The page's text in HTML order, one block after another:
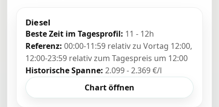
Diesel
Beste Zeit im Tagesprofil: 11 - 12h
Referenz: 00:00-11:59 relativ zu Vortag 12:00,
12:00-23:59 relativ zum Tagespreis um 12:00
Historische Spanne: 2.099 - 2.369 €/l
Chart öffnen